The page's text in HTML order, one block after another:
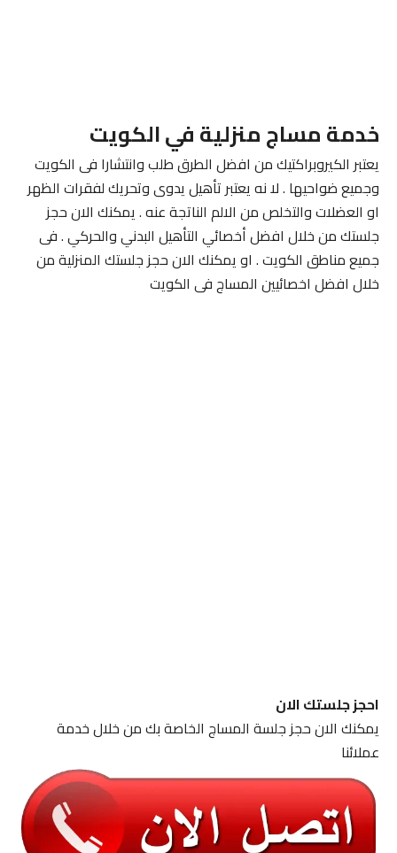
خدمة مساج منزلية في الكويت
يعتبر الكيروبراكتيك من افضل الطرق طلب وانتشارا فى الكويت
وجميع ضواحيها . لا نه يعتبر تأهيل يدوى وتحريك لفقرات الظهر
او العضلات والتخلص من الالم الناتجة عنه . يمكنك الان حجز
جلستك من خلال افضل أخصائي التأهيل البدني والحركي . فى
جميع مناطق الكويت . او يمكنك الان حجز جلستك المنزلية من
خلال افضل اخصائيين المساج فى الكويت
احجز جلستك الان
يمكنك الان حجز جلسة المساج الخاصة بك من خلال خدمة
عملائنا